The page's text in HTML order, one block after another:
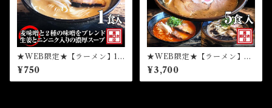
★WEB限定★【ラーメン】1
食豚骨味噌ら～めん（冷凍）
¥750
★WEB限定★【ラーメン】１
食入りら～めん幕末よくばり
食べ比べ5種セット（冷凍）
¥3,700